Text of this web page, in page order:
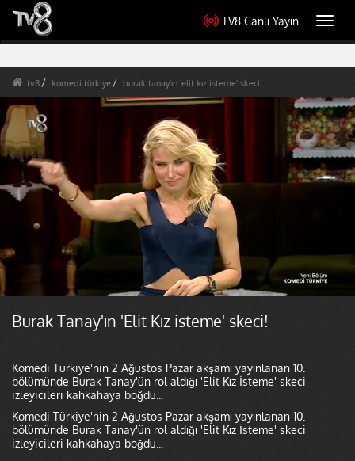
TV8 Canlı Yayın
tv8 komedi türkiye burak tanay'ın 'elit kız isteme' skeci!
Burak Tanay'ın 'Elit Kız isteme' skeci!
Komedi Türkiye'nin 2 Ağustos Pazar akşamı yayınlanan 10.
bölümünde Burak Tanay'ün rol aldığı 'Elit Kız İsteme' skeci
izleyicileri kahkahaya boğdu...
Komedi Türkiye'nin 2 Ağustos Pazar akşamı yayınlanan 10.
bölümünde Burak Tanay'ün rol aldığı 'Elit Kız İsteme' skeci
izleyicileri kahkahaya boğdu...